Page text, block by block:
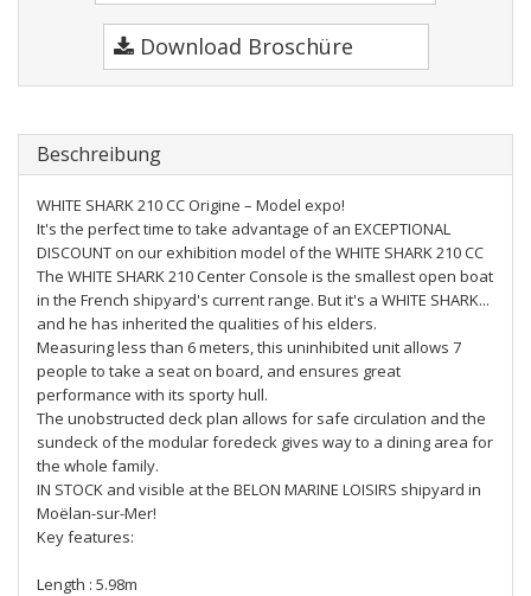
Download Broschüre
Beschreibung
WHITE SHARK 210 CC Origine – Model expo!
It's the perfect time to take advantage of an EXCEPTIONAL
DISCOUNT on our exhibition model of the WHITE SHARK 210 CC
The WHITE SHARK 210 Center Console is the smallest open boat
in the French shipyard's current range. But it's a WHITE SHARK...
and he has inherited the qualities of his elders.
Measuring less than 6 meters, this uninhibited unit allows 7
people to take a seat on board, and ensures great
performance with its sporty hull.
The unobstructed deck plan allows for safe circulation and the
sundeck of the modular foredeck gives way to a dining area for
the whole family.
IN STOCK and visible at the BELON MARINE LOISIRS shipyard in
Moëlan-sur-Mer!
Key features:
Length : 5.98m